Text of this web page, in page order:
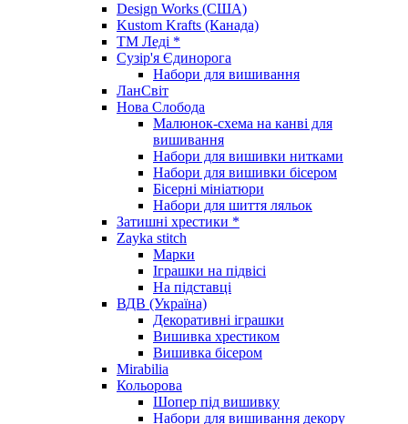
Design Works (США)
Kustom Krafts (Канада)
ТМ Леді *
Сузір'я Єдинорога
Набори для вишивання
ЛанСвіт
Нова Слобода
Малюнок-схема на канві для
вишивання
Набори для вишивки нитками
Набори для вишивки бісером
Бісерні мініатюри
Набори для шиття ляльок
Затишні хрестики *
Zayka stitch
Марки
Іграшки на підвісі
На підставці
ВДВ (Україна)
Декоративні іграшки
Вишивка хрестиком
Вишивка бісером
Mirabilia
Кольорова
Шопер під вишивку
Набори для вишивання декору